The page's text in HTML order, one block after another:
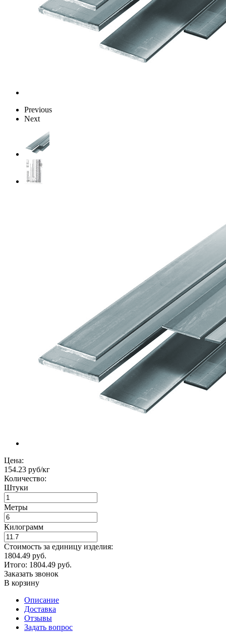
Previous
Next
Цена:
154.23 руб/кг
Количество:
Штуки
Метры
Килограмм
Стоимость за единицу изделия:
1804.49 руб.
Итого: 1804.49 руб.
Заказать звонок
В корзину
Описание
Доставка
Отзывы
Задать вопрос